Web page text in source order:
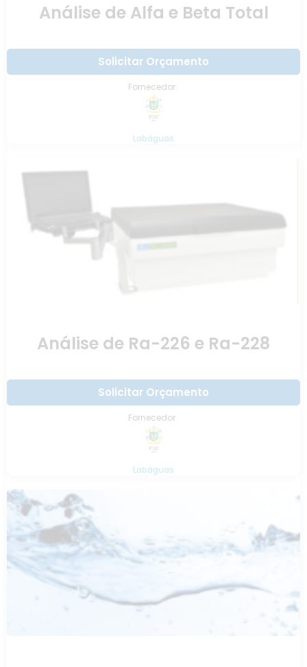
Análise de Alfa e Beta Total
Solicitar Orçamento
Fornecedor:
Labáguas
Análise de Ra-226 e Ra-228
Solicitar Orçamento
Fornecedor:
Labáguas